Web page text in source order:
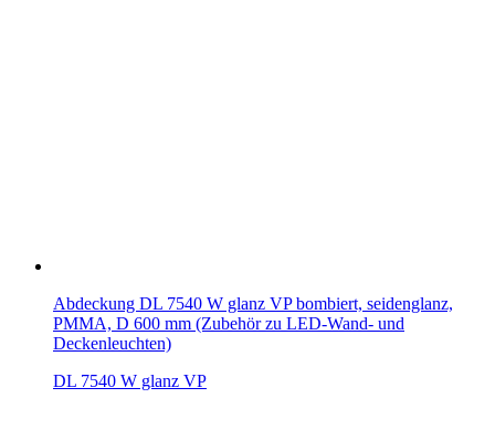
Abdeckung DL 7540 W glanz VP bombiert, seidenglanz,
PMMA, D 600 mm (Zubehör zu LED-Wand- und
Deckenleuchten)
DL 7540 W glanz VP